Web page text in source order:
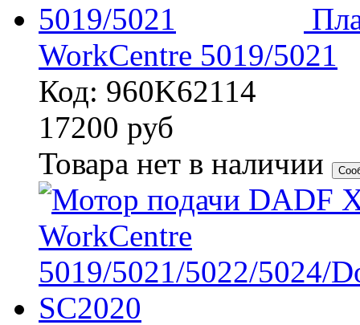
WorkCentre 5019/5021
Код: 960K62114
17200 руб
Товара нет в наличии